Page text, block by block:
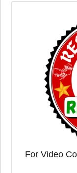
For Video